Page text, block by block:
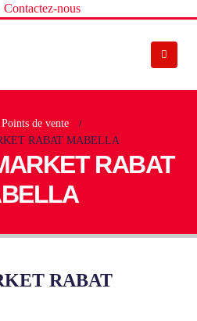
Contactez-nous
Points de vente
RABAT MABELLA
RABAT
RABAT